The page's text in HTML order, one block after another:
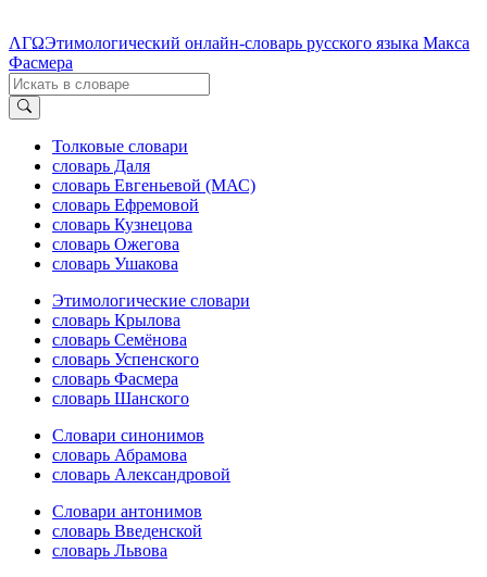
ΛΓΩЭтимологический онлайн-словарь русского языка Макса
Фасмера
Толковые словари
словарь Даля
словарь Евгеньевой (МАС)
словарь Ефремовой
словарь Кузнецова
словарь Ожегова
словарь Ушакова
Этимологические словари
словарь Крылова
словарь Семёнова
словарь Успенского
словарь Фасмера
словарь Шанского
Словари синонимов
словарь Абрамова
словарь Александровой
Словари антонимов
словарь Введенской
словарь Львова